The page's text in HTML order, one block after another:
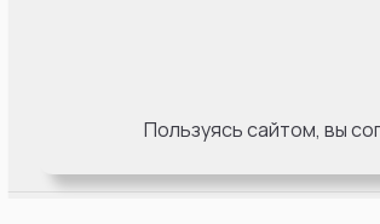
Пользуясь сайтом, вы